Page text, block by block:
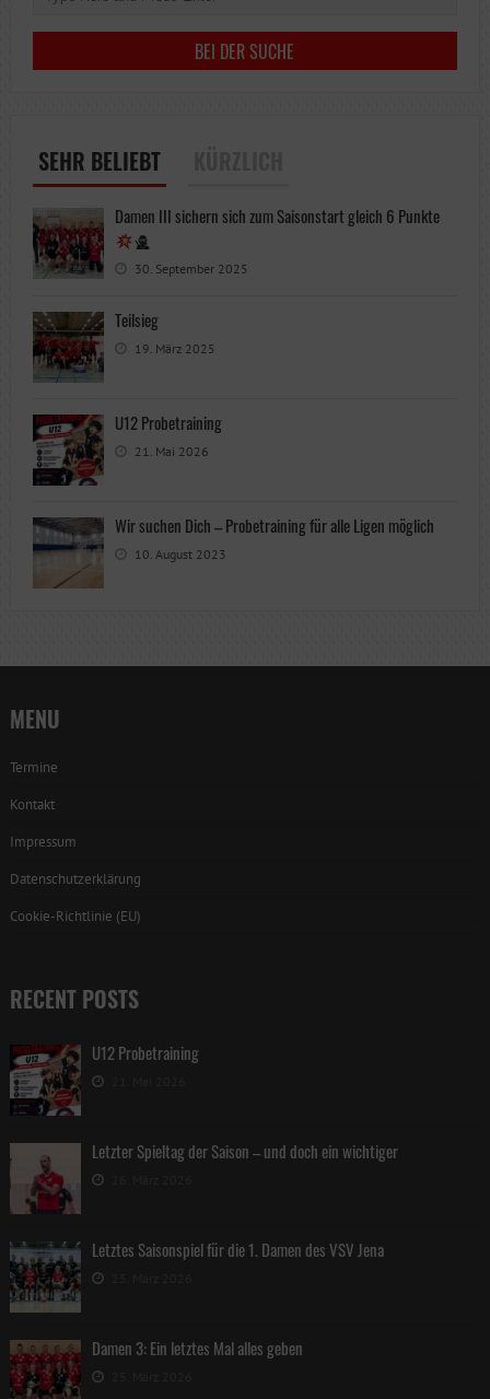
SEHR BELIEBT
Damen III sichern sich zum Saisonstart gleich 6 Punkte
30. September 2025
Teilsieg
19. März 2025
U12 Probetraining
21. Mai 2026
Wir suchen Dich – Probetraining für alle Ligen möglich
10. August 2023
MENU
Termine
Kontakt
Impressum
Datenschutzerklärung
Cookie-Richtlinie (EU)
RECENT POSTS
U12 Probetraining
Letzter Spieltag der Saison – und doch ein wichtiger
Letztes Saisonspiel für die 1. Damen des VSV Jena
Damen 3: Ein letztes Mal alles geben